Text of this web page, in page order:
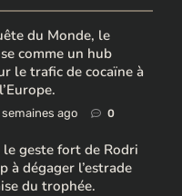
du Monde, le
comme un hub
le trafic de cocaïne à
ago 0
geste fort de Rodri
à dégager l’estrade
du trophée.